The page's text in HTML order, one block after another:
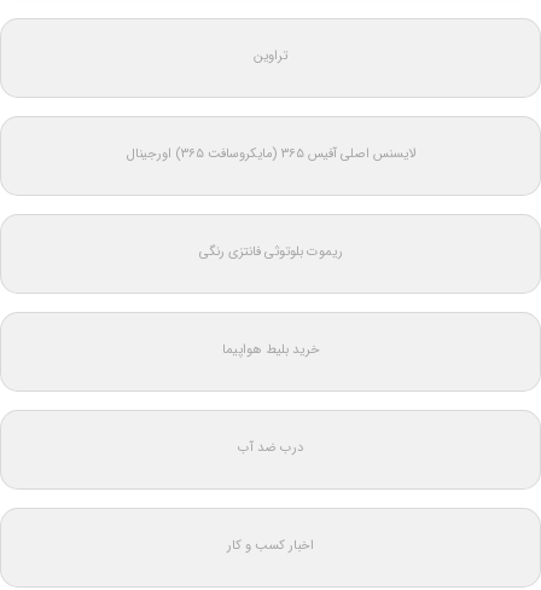
تراوین
لایسنس اصلی آفیس ۳۶۵ (مایکروسافت ۳۶۵) اورجینال
ریموت بلوتوثی فانتزی رنگی
خرید بلیط هواپیما
درب ضد آب
اخبار کسب و کار